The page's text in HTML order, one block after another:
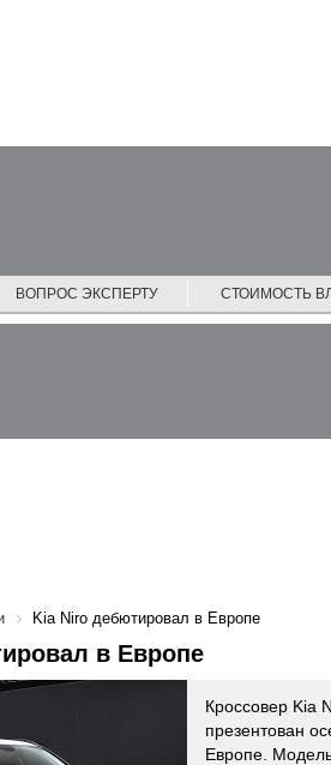
ВОПРОС ЭКСПЕРТУ СТОИМОСТЬ
Kia Niro дебютировал в Европе
в Европе
Кроссовер Kia
презентован
Европе.